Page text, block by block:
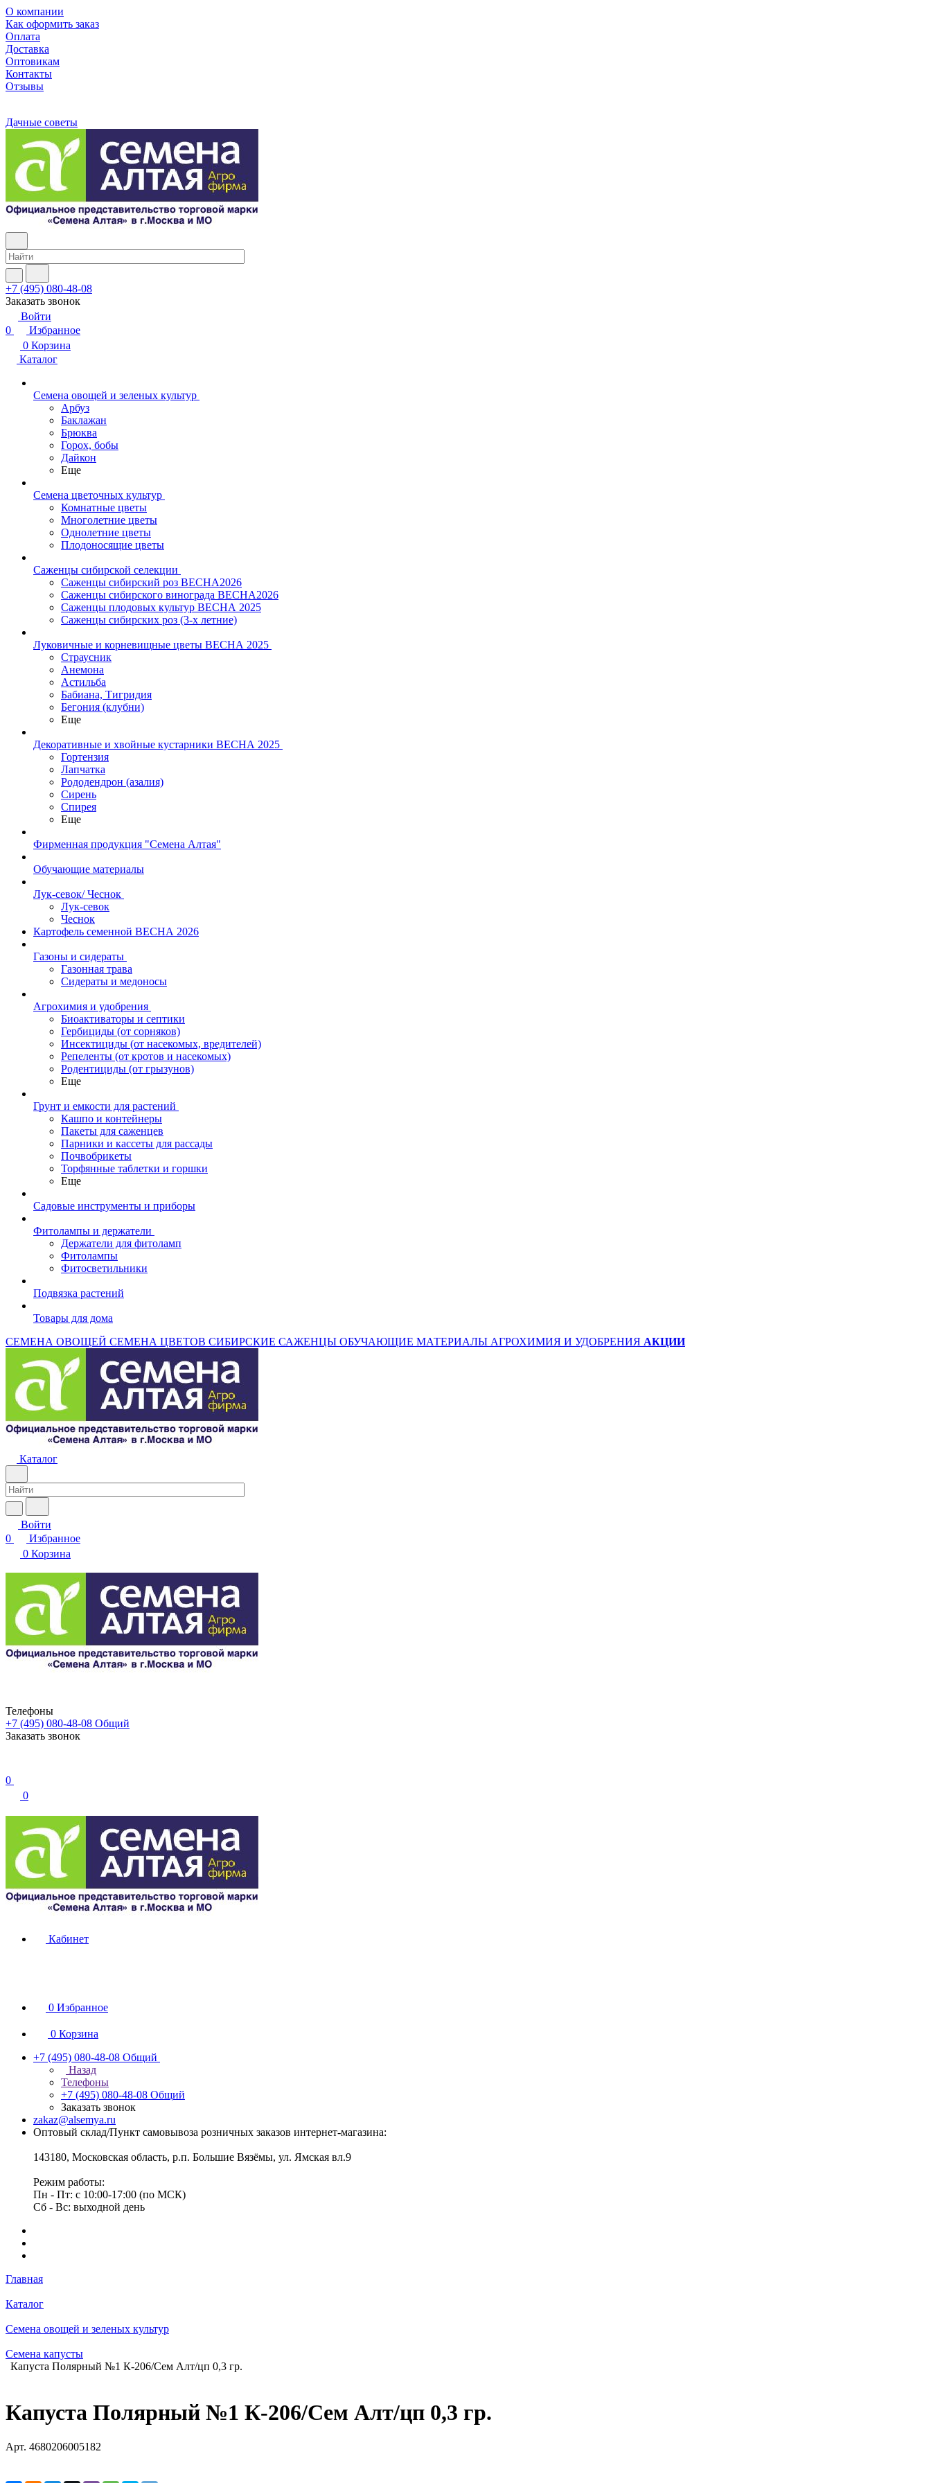
О компании
Как оформить заказ
Оплата
Доставка
Оптовикам
Контакты
Отзывы
Дачные советы
+7 (495) 080-48-08
Заказать звонок
Войти
0
Избранное
0 Корзина
Каталог
Семена овощей и зеленых культур
Арбуз
Баклажан
Брюква
Горох, бобы
Дайкон
Еще
Семена цветочных культур
Комнатные цветы
Многолетние цветы
Однолетние цветы
Плодоносящие цветы
Саженцы сибирской селекции
Саженцы сибирский роз ВЕСНА2026
Саженцы сибирского винограда ВЕСНА2026
Саженцы плодовых культур ВЕСНА 2025
Саженцы сибирских роз (3-х летние)
Луковичные и корневищные цветы ВЕСНА 2025
Страусник
Анемона
Астильба
Бабиана, Тигридия
Бегония (клубни)
Еще
Декоративные и хвойные кустарники ВЕСНА 2025
Гортензия
Лапчатка
Рододендрон (азалия)
Сирень
Спирея
Еще
Фирменная продукция "Семена Алтая"
Обучающие материалы
Лук-севок/ Чеснок
Лук-севок
Чеснок
Картофель семенной ВЕСНА 2026
Газоны и сидераты
Газонная трава
Сидераты и медоносы
Агрохимия и удобрения
Биоактиваторы и септики
Гербициды (от сорняков)
Инсектициды (от насекомых, вредителей)
Репеленты (от кротов и насекомых)
Родентициды (от грызунов)
Еще
Грунт и емкости для растений
Кашпо и контейнеры
Пакеты для саженцев
Парники и кассеты для рассады
Почвобрикеты
Торфянные таблетки и горшки
Еще
Садовые инструменты и приборы
Фитолампы и держатели
Держатели для фитоламп
Фитолампы
Фитосветильники
Подвязка растений
Товары для дома
СЕМЕНА ОВОЩЕЙ СЕМЕНА ЦВЕТОВ СИБИРСКИЕ САЖЕНЦЫ ОБУЧАЮЩИЕ МАТЕРИАЛЫ АГРОХИМИЯ И УДОБРЕНИЯ АКЦИИ
Каталог
Войти
0
Избранное
0 Корзина
Телефоны
+7 (495) 080-48-08 Общий
Заказать звонок
0
0
Кабинет
0 Избранное
0 Корзина
+7 (495) 080-48-08 Общий
Назад
Телефоны
+7 (495) 080-48-08 Общий
Заказать звонок
zakaz@alsemya.ru
Оптовый склад/Пункт самовывоза розничных заказов интернет-магазина:
143180, Московская область, р.п. Большие Вязёмы, ул. Ямская вл.9
Режим работы:
Пн - Пт: с 10:00-17:00 (по МСК)
Сб - Вс: выходной день
Главная
Каталог
Семена овощей и зеленых культур
Семена капусты
Капуста Полярный №1 К-206/Сем Алт/цп 0,3 гр.
Капуста Полярный №1 К-206/Сем Алт/цп 0,3 гр.
Арт. 4680206005182